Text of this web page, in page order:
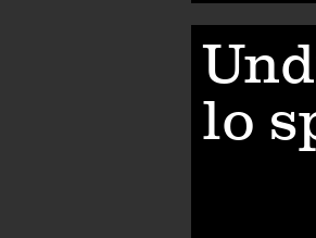
lo